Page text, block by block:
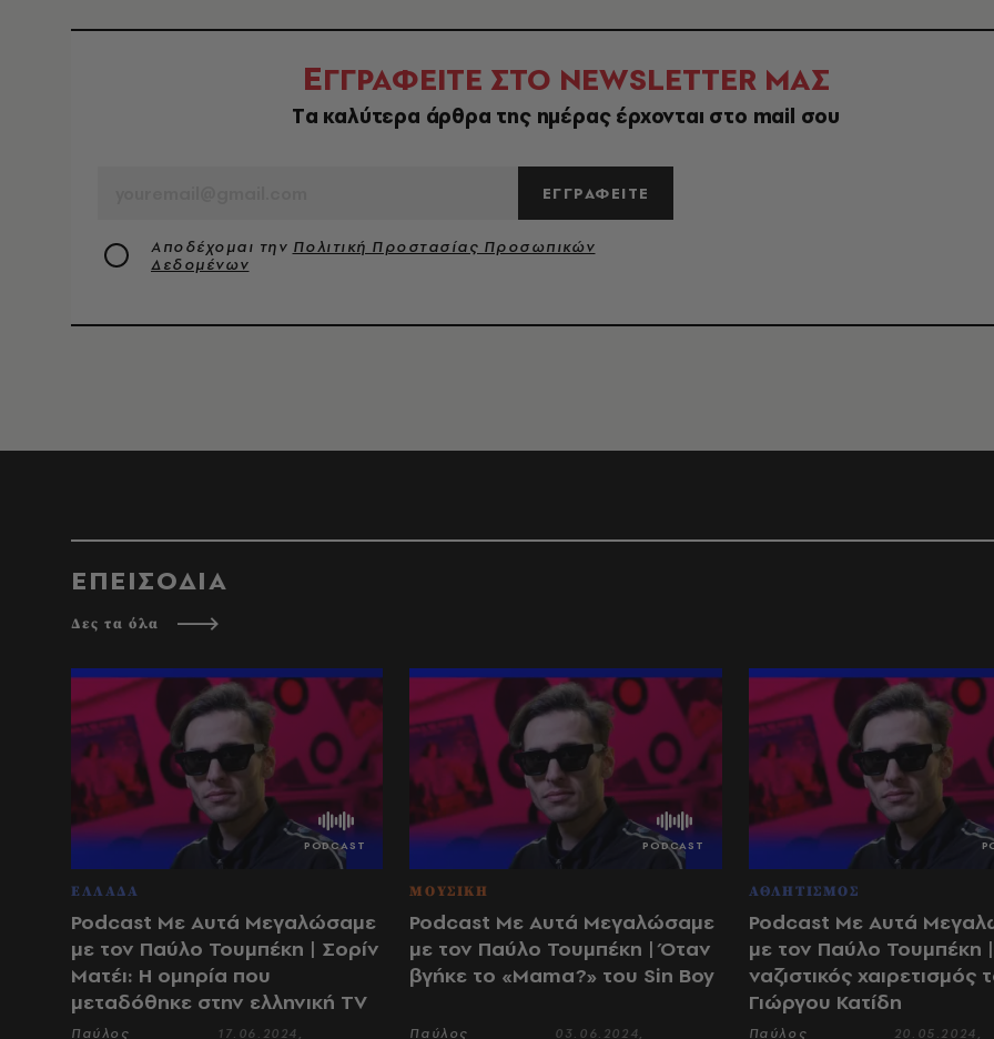
ΕΓΓΡΑΦΕΙΤΕ ΣΤΟ NEWSLETTER ΜΑΣ
Tα καλύτερα άρθρα της ημέρας έρχονται στο mail σου
ΕΓΓΡΑΦΕΙΤΕ
Αποδέχομαι την Πολιτική Προστασίας Προσωπικών
Δεδομένων
ΕΠΕΙΣΟΔΙΑ
Δες τα όλα
ΕΛΛΑΔΑ
Podcast Με Αυτά Μεγαλώσαμε
με τον Παύλο Τουμπέκη | Σορίν
Ματέι: Η ομηρία που
μεταδόθηκε στην ελληνική TV
Παύλος
17.06.2024,
ΜΟΥΣΙΚΗ
Podcast Με Αυτά Μεγαλώσαμε
με τον Παύλο Τουμπέκη | Όταν
βγήκε το «Mama?» του Sin Boy
Παύλος
03.06.2024,
ΑΘΛΗΤΙΣΜΟΣ
Podcast Με Αυτά
με τον Παύλο Τουμπέκη
ναζιστικός χαιρετισμός
Γιώργου Κατίδη
Παύλος
20.05.2024,